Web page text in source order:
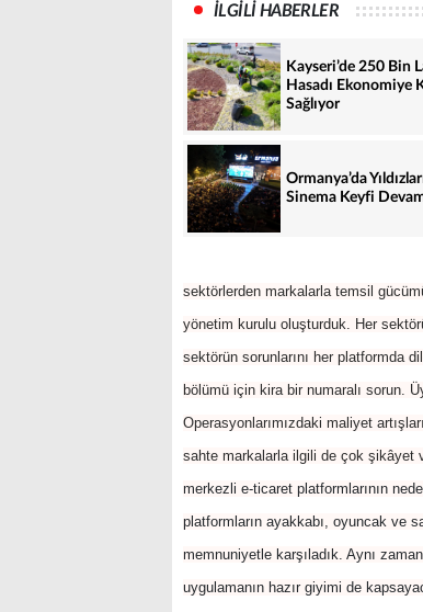
İLGİLİ HABERLER
Kayseri’de 250 Bin
Hasadı Ekonomiye
Sağlıyor
Ormanya’da
Sinema Keyfi
sektörlerden markalarla temsil
yönetim kurulu oluşturduk. Her
sektörün sorunlarını her platformda
bölümü için kira bir numaralı sorun.
Operasyonlarımızdaki maliyet
sahte markalarla ilgili de çok şikâyet
merkezli e-ticaret platformlarının
platformların ayakkabı, oyuncak ve
memnuniyetle karşıladık. Aynı
uygulamanın hazır giyimi de